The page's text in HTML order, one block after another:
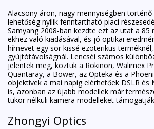
Alacsony áron, nagy mennyiségben
lehetőség nyílik fenntartható piaci
Samyang 2008-ban kezdte ezt az utat a 85
ekhez való kiadásával, és jó optikai
hírnevet egy sor kissé ezoterikus
gyújtótávolságnál. Lencséi számos
jelentek meg, köztük a Rokinon, Walimex
Quantaray, a Bower, az Opteka és a
objektívek a mai napig elérhetőek DSLR és
is, azonban az újabb modellek már
tükör nélküli kamera modelleket
Zhongyi Optics